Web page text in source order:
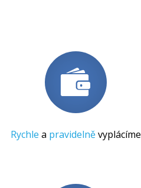
Rychle a pravidelněvyplácíme